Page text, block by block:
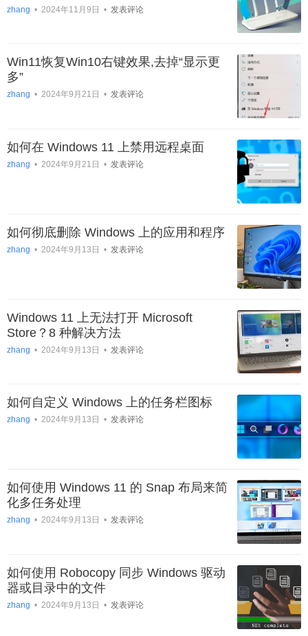
zhang • 2024年11月9日 • 发表评论
Win11恢复Win10右键效果,去掉“显示更
多”
zhang • 2024年9月21日 • 发表评论
如何在 Windows 11 上禁用远程桌面
zhang • 2024年9月21日 • 发表评论
如何彻底删除 Windows 上的应用和程序
zhang • 2024年9月13日 • 发表评论
Windows 11 上无法打开 Microsoft
Store？8 种解决方法
zhang • 2024年9月13日 • 发表评论
如何自定义 Windows 上的任务栏图标
zhang • 2024年9月13日 • 发表评论
如何使用 Windows 11 的 Snap 布局来简
化多任务处理
zhang • 2024年9月13日 • 发表评论
如何使用 Robocopy 同步 Windows 驱动
器或目录中的文件
zhang • 2024年9月13日 • 发表评论